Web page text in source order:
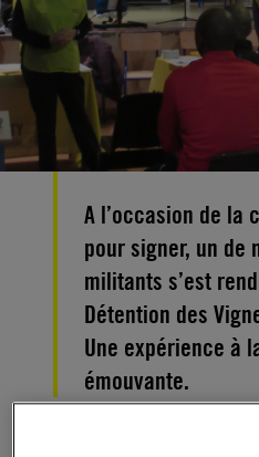
A l’occasion de la
pour signer, un de
militants s’est
Détention des
Une expérience à
émouvante.
Notre groupe de militants